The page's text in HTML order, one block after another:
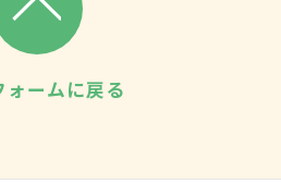
ォームに戻る